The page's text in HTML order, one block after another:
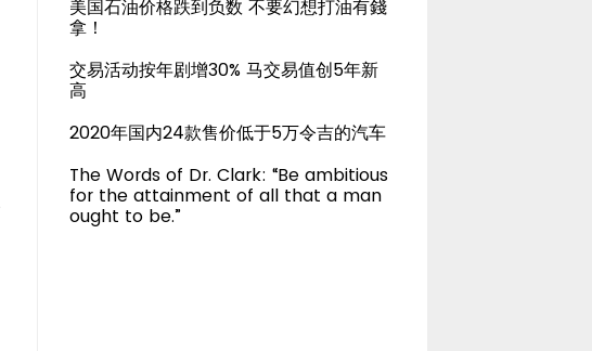
美国石油价格跌到负数 不要幻想打油有錢
拿！
交易活动按年剧增30% 马交易值创5年新
高
2020年国内24款售价低于5万令吉的汽车
The Words of Dr. Clark: “Be ambitious
for the attainment of all that a man
ought to be.”